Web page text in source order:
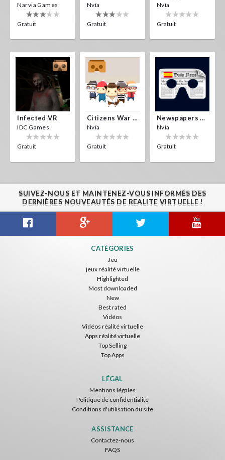
Narvia Games
Gratuit
Nvía
Gratuit
Nvía
Gratuit
Infected VR
IDC Games
Gratuit
Citizens War VR
Nvía
Gratuit
Newspapers Spain VR
Nvía
Gratuit
SUIVEZ-NOUS ET MAINTENEZ-VOUS INFORMÉS DES
DERNIÈRES NOUVEAUTÉS DE REALITE VIRTUELLE !
CATÉGORIES
Jeu
jeux réalité virtuelle
Highlighted
Most downloaded
New
Best rated
Vidéos
Vidéos réalité virtuelle
Apps réalité virtuelle
Top Selling
Top Apps
LÉGAL
Mentions légales
Politique de confidentialité
Conditions d'utilisation du site
ASSISTANCE
Contactez-nous
FAQS